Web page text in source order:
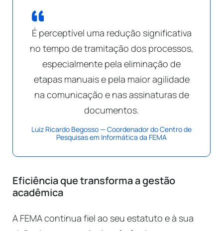
É perceptível uma redução significativa
no tempo de tramitação dos processos,
especialmente pela eliminação de
etapas manuais e pela maior agilidade
na comunicação e nas assinaturas de
documentos.
Luiz Ricardo Begosso — Coordenador do Centro de
Pesquisas em Informática da FEMA
Eficiência que transforma a gestão
acadêmica
A FEMA continua fiel ao seu estatuto e à sua